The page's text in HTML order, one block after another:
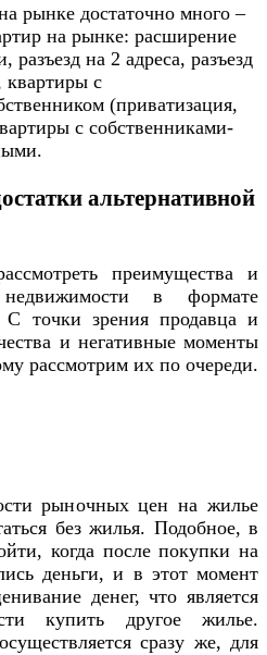
рынке достаточно много –
на рынке: расширение
на 2 адреса, разъезд
квартиры с
(приватизация,
с собственниками-
альтернативной
преимущества и
в формате
С точки зрения продавца и
и негативные моменты
рассмотрим их по очереди.
рыночных цен на жилье
без жилья. Подобное, в
когда после покупки на
деньги, и в этот момент
денег, что является
купить другое жилье.
сразу же, для